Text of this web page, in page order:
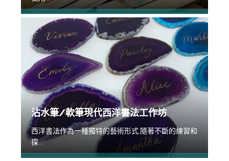
沾水筆/軟筆現代西洋書法工作坊
西洋書法作為一種獨特的藝術形式,隨著不斷的練習和
探...